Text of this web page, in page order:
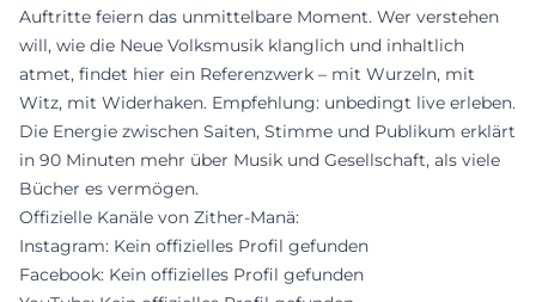
Auftritte feiern das unmittelbare Moment. Wer verstehen
will, wie die Neue Volksmusik klanglich und inhaltlich
atmet, findet hier ein Referenzwerk – mit Wurzeln, mit
Witz, mit Widerhaken. Empfehlung: unbedingt live erleben.
Die Energie zwischen Saiten, Stimme und Publikum erklärt
in 90 Minuten mehr über Musik und Gesellschaft, als viele
Bücher es vermögen.
Offizielle Kanäle von Zither-Manä:
Instagram: Kein offizielles Profil gefunden
Facebook: Kein offizielles Profil gefunden